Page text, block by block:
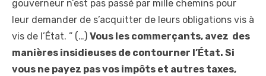
gouverneur n’est pas passé par mille chemins pour
leur demander de s’acquitter de leurs obligations vis à
vis de l’État. ” (…) Vous les commerçants, avez des
manières insidieuses de contourner l’État. Si
vous ne payez pas vos impôts et autres taxes,